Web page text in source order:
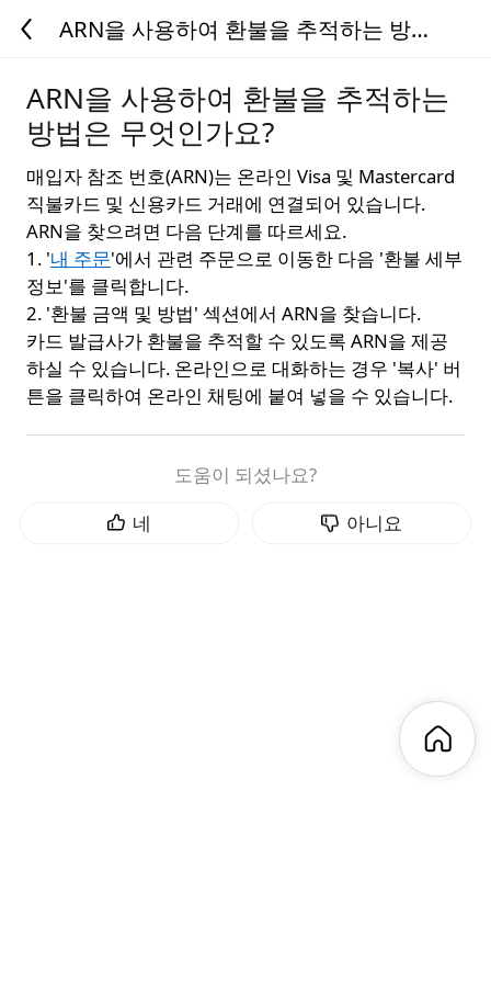
ARN을 사용하여 환불을 추적하는 방법
ARN을 사용하여 환불을 추적하는
방법은 무엇인가요?
매입자 참조 번호(ARN)는 온라인 Visa 및 Mastercard
직불카드 및 신용카드 거래에 연결되어 있습니다.
ARN을 찾으려면 다음 단계를 따르세요.
1. '내 주문'에서 관련 주문으로 이동한 다음 '환불 세부
정보'를 클릭합니다.
2. '환불 금액 및 방법' 섹션에서 ARN을 찾습니다.
카드 발급사가 환불을 추적할 수 있도록 ARN을 제공
하실 수 있습니다. 온라인으로 대화하는 경우 '복사' 버
튼을 클릭하여 온라인 채팅에 붙여 넣을 수 있습니다.
도움이 되셨나요?
네
아니요